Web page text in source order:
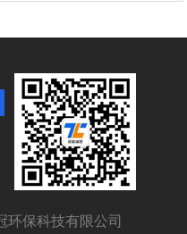
环保科技有限公司